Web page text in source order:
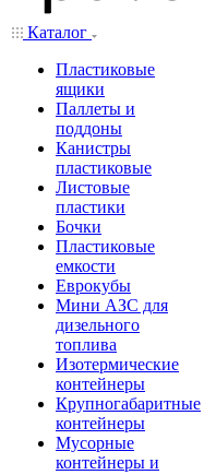
Каталог
Пластиковые
ящики
Паллеты и
поддоны
Канистры
пластиковые
Листовые
пластики
Бочки
Пластиковые
емкости
Еврокубы
Мини АЗС для
дизельного
топлива
Изотермические
контейнеры
Крупногабаритные
контейнеры
Мусорные
контейнеры и